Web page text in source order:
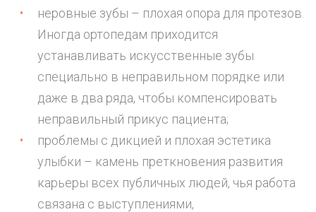
неровные зубы – плохая опора для протезов.
Иногда ортопедам приходится
устанавливать искусственные зубы
специально в неправильном порядке или
даже в два ряда, чтобы компенсировать
неправильный прикус пациента;
проблемы с дикцией и плохая эстетика
улыбки – камень преткновения развития
карьеры всех публичных людей, чья работа
связана с выступлениями,